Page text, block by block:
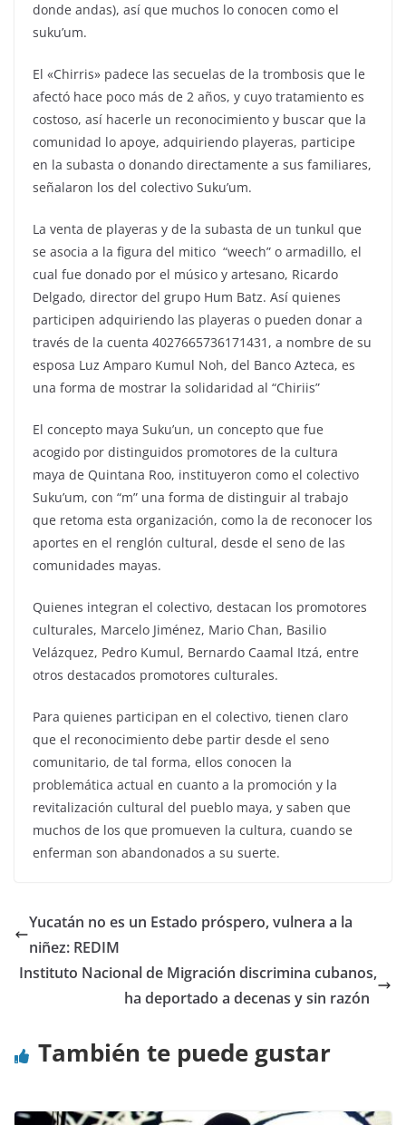
donde andas), así que muchos lo conocen como el
suku’um.
El «Chirris» padece las secuelas de la trombosis que le
afectó hace poco más de 2 años, y cuyo tratamiento es
costoso, así hacerle un reconocimiento y buscar que la
comunidad lo apoye, adquiriendo playeras, participe
en la subasta o donando directamente a sus familiares,
señalaron los del colectivo Suku’um.
La venta de playeras y de la subasta de un tunkul que
se asocia a la figura del mitico “weech” o armadillo, el
cual fue donado por el músico y artesano, Ricardo
Delgado, director del grupo Hum Batz. Así quienes
participen adquiriendo las playeras o pueden donar a
través de la cuenta 4027665736171431, a nombre de su
esposa Luz Amparo Kumul Noh, del Banco Azteca, es
una forma de mostrar la solidaridad al “Chiriis”
El concepto maya Suku’un, un concepto que fue
acogido por distinguidos promotores de la cultura
maya de Quintana Roo, instituyeron como el colectivo
Suku’um, con “m” una forma de distinguir al trabajo
que retoma esta organización, como la de reconocer los
aportes en el renglón cultural, desde el seno de las
comunidades mayas.
Quienes integran el colectivo, destacan los promotores
culturales, Marcelo Jiménez, Mario Chan, Basilio
Velázquez, Pedro Kumul, Bernardo Caamal Itzá, entre
otros destacados promotores culturales.
Para quienes participan en el colectivo, tienen claro
que el reconocimiento debe partir desde el seno
comunitario, de tal forma, ellos conocen la
problemática actual en cuanto a la promoción y la
revitalización cultural del pueblo maya, y saben que
muchos de los que promueven la cultura, cuando se
enferman son abandonados a su suerte.
Yucatán no es un Estado próspero, vulnera a la
niñez: REDIM
Instituto Nacional de Migración discrimina cubanos,
ha deportado a decenas y sin razón
También te puede gustar